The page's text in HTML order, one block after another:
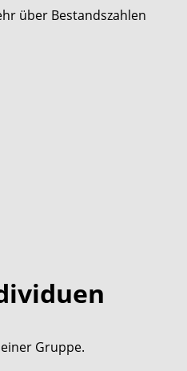
über Bestandszahlen
Gruppe.